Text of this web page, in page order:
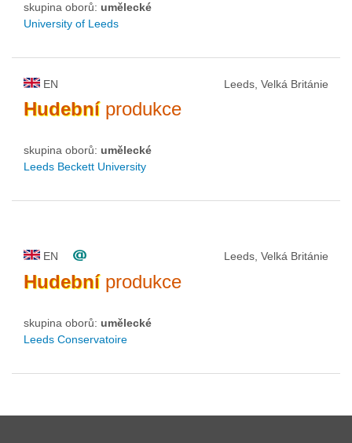
status vysoké školy
skupina oborů: umělecké
University of Leeds
EN Leeds, Velká Británie
Hudebníprodukce
skupina oborů: umělecké
Leeds Beckett University
EN Leeds, Velká Británie
Hudebníprodukce
skupina oborů: umělecké
Leeds Conservatoire